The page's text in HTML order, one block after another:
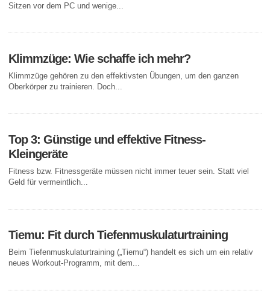
Sitzen vor dem PC und wenige...
Klimmzüge: Wie schaffe ich mehr?
Klimmzüge gehören zu den effektivsten Übungen, um den ganzen
Oberkörper zu trainieren. Doch...
Top 3: Günstige und effektive Fitness-
Kleingeräte
Fitness bzw. Fitnessgeräte müssen nicht immer teuer sein. Statt viel
Geld für vermeintlich...
Tiemu: Fit durch Tiefenmuskulaturtraining
Beim Tiefenmuskulaturtraining („Tiemu“) handelt es sich um ein relativ
neues Workout-Programm, mit dem...